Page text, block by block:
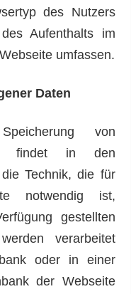
des Nutzers
Aufenthalts im
umfassen.
Daten
von
findet in den
Technik, die für
notwendig ist,
gestellten
verarbeitet
oder in einer
der Webseite